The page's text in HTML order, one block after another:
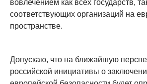
вовлечением как всех государств,
соответствующих организаций на
пространстве.
Допускаю, что на ближайшую
российской инициативы о